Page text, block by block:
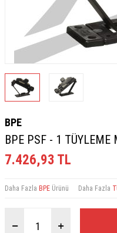
BPE
BPE PSF - 1 TÜYLEME
7.426,93 TL
Daha Fazla BPE Ürünü Daha Fazla